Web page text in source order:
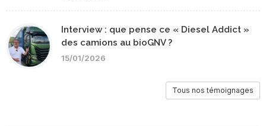
Interview : que pense ce « Diesel Addict »
des camions au bioGNV ?
15/01/2026
Tous nos témoignages